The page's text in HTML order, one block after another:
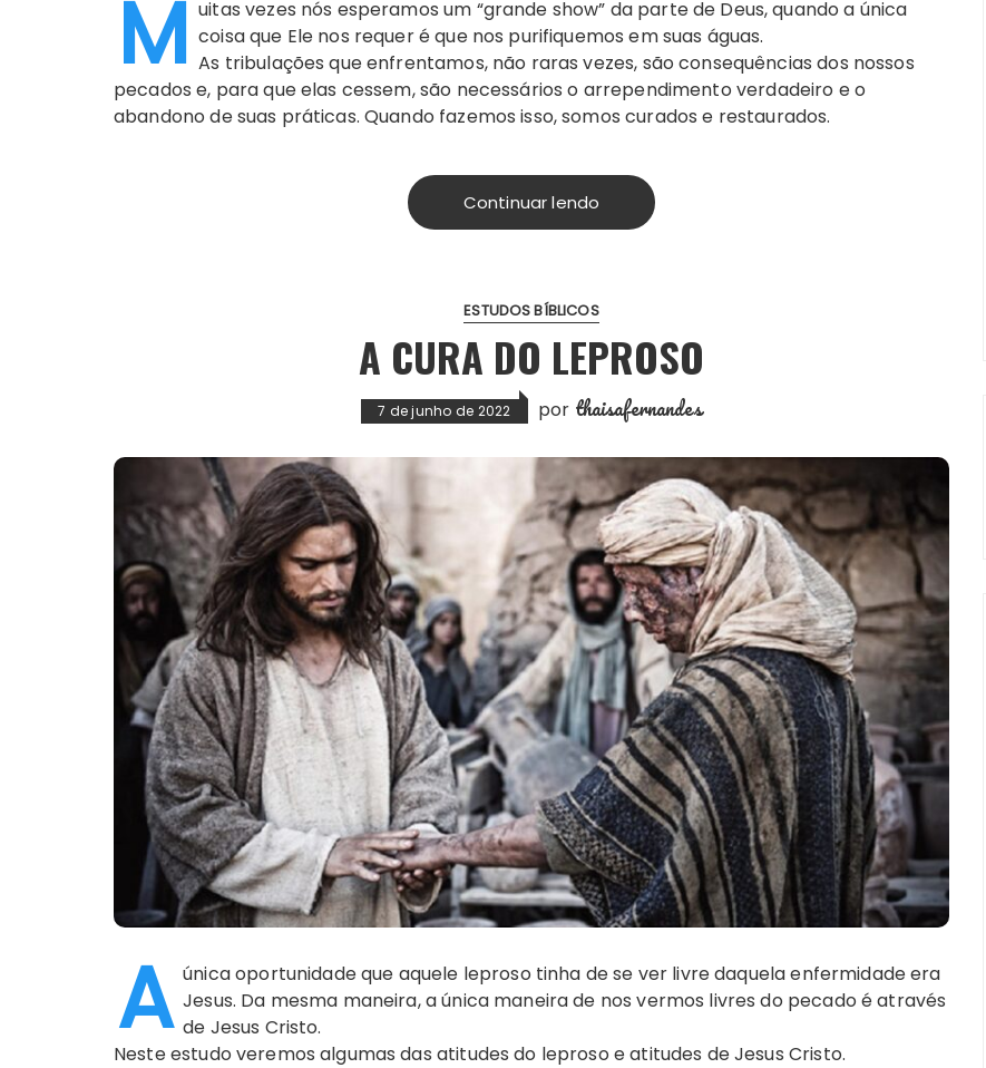
M uitas vezes nós esperamos um “grande show” da parte de Deus, quando a única
coisa que Ele nos requer é que nos purifiquemos em suas águas.
As tribulações que enfrentamos, não raras vezes, são consequências dos nossos
pecados e, para que elas cessem, são necessários o arrependimento verdadeiro e o
abandono de suas práticas. Quando fazemos isso, somos curados e restaurados.
Continuar lendo
ESTUDOS BÍBLICOS
A CURA DO LEPROSO
7 de junho de 2022 por thaisafernandes
A única oportunidade que aquele leproso tinha de se ver livre daquela enfermidade era
Jesus. Da mesma maneira, a única maneira de nos vermos livres do pecado é através
de Jesus Cristo.
Neste estudo veremos algumas das atitudes do leproso e atitudes de Jesus Cristo.